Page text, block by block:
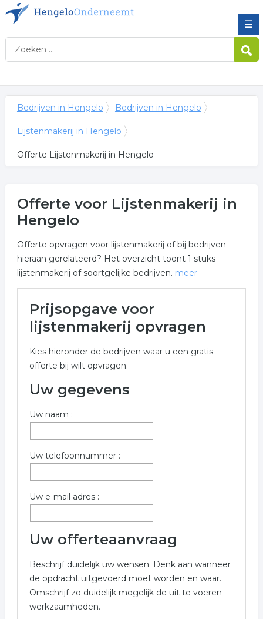
☰
Bedrijven in Hengelo Bedrijven in Hengelo
Lijstenmakerij in Hengelo
Offerte Lijstenmakerij in Hengelo
Offerte voor Lijstenmakerij in
Hengelo
Offerte opvragen voor lijstenmakerij of bij bedrijven
hieraan gerelateerd? Het overzicht toont 1 stuks
lijstenmakerij of soortgelijke bedrijven. meer
Hengelo
lijstenmakerij gerelateerde bedrijven in de omgeving
van Hengelo voor een vrijblijvende aanvraag.
Onderstaande bedrijven zijn gerelateerd aan
formulier om meer informatie op te vragen over
Trefwoorden:
kunst lijsten schilderij
Prijsopgave voor
lijstenmakerij opvragen
Kies hieronder de bedrijven waar u een gratis
offerte bij wilt opvragen.
Uw gegevens
Uw naam :
Uw telefoonnummer :
Uw e-mail adres :
Uw offerteaanvraag
Beschrijf duidelijk uw wensen. Denk aan wanneer
de opdracht uitgevoerd moet worden en waar.
Omschrijf zo duidelijk mogelijk de uit te voeren
werkzaamheden.